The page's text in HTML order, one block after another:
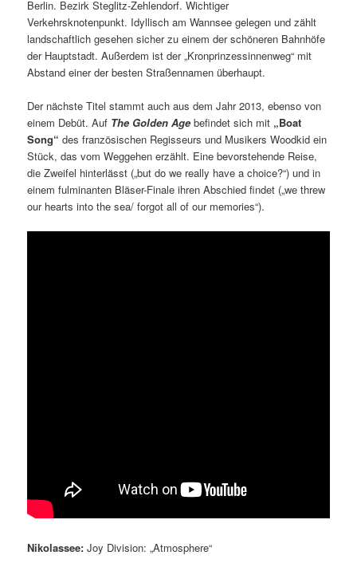
Berlin. Bezirk Steglitz-Zehlendorf. Wichtiger
Verkehrsknotenpunkt. Idyllisch am Wannsee gelegen und zählt
landschaftlich gesehen sicher zu einem der schöneren Bahnhöfe
der Hauptstadt. Außerdem ist der „Kronprinzessinnenweg“ mit
Abstand einer der besten Straßennamen überhaupt.
Der nächste Titel stammt auch aus dem Jahr 2013, ebenso von
einem Debüt. Auf The Golden Agebefindet sich mit „Boat
Song“ des französischen Regisseurs und Musikers Woodkid ein
Stück, das vom Weggehen erzählt. Eine bevorstehende Reise,
die Zweifel hinterlässt („but do we really have a choice?“) und in
einem fulminanten Bläser-Finale ihren Abschied findet („we threw
our hearts into the sea/ forgot all of our memories“).
Nikolassee: Joy Division: „Atmosphere“